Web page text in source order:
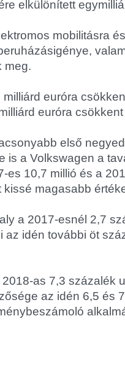
elkülönített
mobilitásra
meg.
euróra
euróra
első
is a Volkswagen a
es 10,7 millió és a
magasabb
a 2017-esnél 2,7
az idén további öt
as 7,3 százalék
az idén 6,5 és